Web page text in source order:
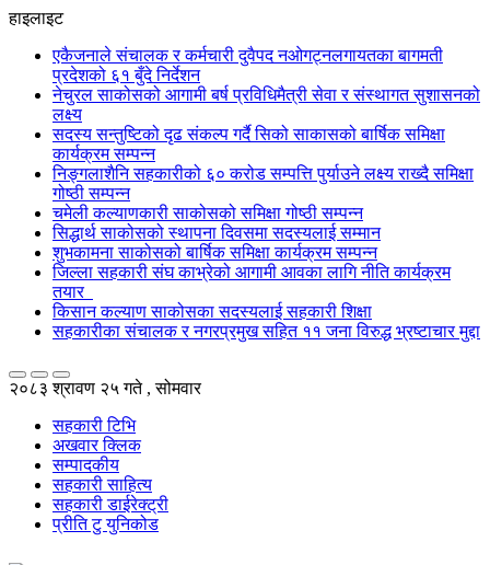
हाइलाइट
एकैजनाले संचालक र कर्मचारी दुवैपद नओगट्नलगायतका बागमती
प्रदेशको ६१ बुँदे निर्देशन
नेचुरल साकोसको आगामी बर्ष प्रविधिमैत्री सेवा र संस्थागत सुशासनको
लक्ष्य
सदस्य सन्तुष्टिको दृढ संकल्प गर्दै सिको साकासको बार्षिक समिक्षा
कार्यक्रम सम्पन्न
निङ्गलाशैनि सहकारीको ६० करोड सम्पत्ति पुर्याउने लक्ष्य राख्दै समिक्षा
गोष्ठी सम्पन्न
चमेली कल्याणकारी साकोसको समिक्षा गोष्ठी सम्पन्न
सिद्धार्थ साकोसको स्थापना दिवसमा सदस्यलाई सम्मान
शुभकामना साकोसको बार्षिक समिक्षा कार्यक्रम सम्पन्न
जिल्ला सहकारी संघ काभ्रेको आगामी आवका लागि नीति कार्यक्रम
तयार
किसान कल्याण साकोसका सदस्यलाई सहकारी शिक्षा
सहकारीका संचालक र नगरप्रमुख सहित ११ जना विरुद्ध भ्रष्टाचार मुद्दा
२०८३ श्रावण २५ गते , सोमवार
सहकारी टिभि
अखवार क्लिक
सम्पादकीय
सहकारी साहित्य
सहकारी डाईरेक्ट्री
प्रीति टु युनिकोड